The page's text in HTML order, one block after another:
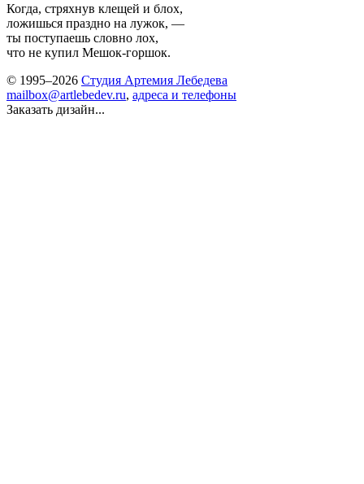
Когда, стряхнув клещей и блох,
ложишься праздно на лужок, —
ты поступаешь словно лох,
что не купил Мешок-горшок.
© 1995–2026 Студия Артемия Лебедева
mailbox@artlebedev.ru, адреса и телефоны
Заказать дизайн...